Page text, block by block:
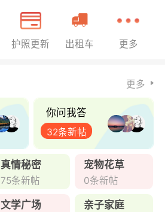
护照更新 出租车 更多
更多
你问我答
32条新帖
真情秘密
75条新帖
宠物花草
0条新帖
文学广场 亲子家庭